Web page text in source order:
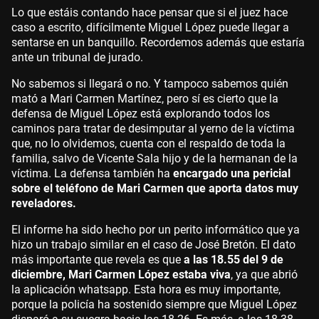
Lo que estáis contando hace pensar que si el juez hace
caso a escrito, difícilmente Miguel López puede llegar a
sentarse en un banquillo. Recordemos además que estaría
ante un tribunal de jurado.
No sabemos si llegará o no. Y tampoco sabemos quién
mató a Mari Carmen Martínez, pero sí es cierto que la
defensa de Miguel López está explorando todos los
caminos para tratar de desimputar al yerno de la víctima
que, no lo olvidemos, cuenta con el respaldo de toda la
familia, salvo de Vicente Sala hijo y de la hermanan de la
víctima. La defensa también ha encargado una pericial
sobre el teléfono de Mari Carmen que aporta datos muy
reveladores.
El informe ha sido hecho por un perito informático que ya
hizo un trabajo similar en el caso de José Bretón. El dato
más importante que revela es que a las 18.55 del 9 de
diciembre, Mari Carmen López estaba viva, ya que abrió
la aplicación whatsapp. Esta hora es muy importante,
porque la policía ha sostenido siempre que Miguel López